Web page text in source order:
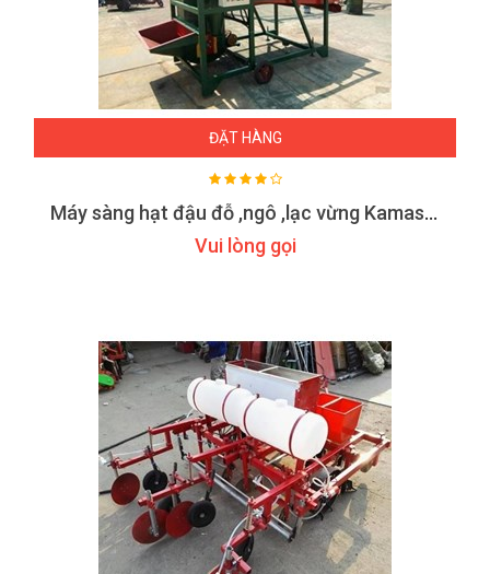
ĐẶT HÀNG
Máy sàng hạt đậu đỗ ,ngô ,lạc vừng Kamast KS 100
Vui lòng gọi